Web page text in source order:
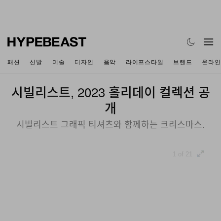
패션 신발 미술 디자인 음악 라이프스타일 브랜드 온라
시빌리스트, 2023 홀리데이 컬렉션 공
개
시빌리스트 그래픽 티셔츠와 함께하는 크리스마스.